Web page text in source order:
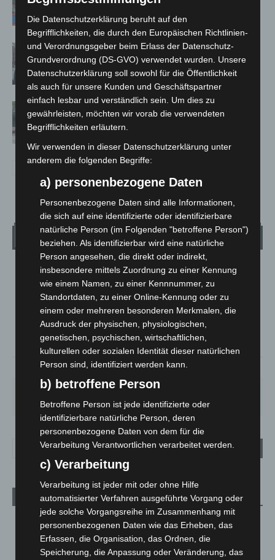
A7 – Polizei sucht Zeugen
Celle: Mensch stirbt bei Bagger-Unfall
auf Baustelle
Gasleitung bei McDonald’s-Umbau in
Langenhagen beschädigt
Wetter
LANGENHAGEN
Mäßig Bewölkt
27.1°C 28.3 °
26.7
36% 1.8m/s
SO.
33°
MO.
27°
DI.
24 ° 27°
Aktuelle Beiträge
Kunst trifft Weingenuss: Barbara-Susann Mehring zeigt ihre
Werke im Jacques’ Wein-Depot Isernhagen
8. August 2026
Die Datenschutzerklärung beruht auf den
Begrifflichkeiten, die durch den Europäischen Richtlinien-
und Verordnungsgeber beim Erlass der Datenschutz-
Grundverordnung (DS-GVO) verwendet wurden. Unsere
Datenschutzerklärung soll sowohl für die Öffentlichkeit
als auch für unsere Kunden und Geschäftspartner
einfach lesbar und verständlich sein. Um dies zu
gewährleisten, möchten wir vorab die verwendeten
Begrifflichkeiten erläutern.
Wir verwenden in dieser Datenschutzerklärung unter
anderem die folgenden Begriffe:
a) personenbezogene Daten
Personenbezogene Daten sind alle Informationen,
die sich auf eine identifizierte oder identifizierbare
natürliche Person (im Folgenden "betroffene Person")
beziehen. Als identifizierbar wird eine natürliche
Person angesehen, die direkt oder indirekt,
insbesondere mittels Zuordnung zu einer Kennung
wie einem Namen, zu einer Kennnummer, zu
Standortdaten, zu einer Online-Kennung oder zu
einem oder mehreren besonderen Merkmalen, die
Ausdruck der physischen, physiologischen,
genetischen, psychischen, wirtschaftlichen,
kulturellen oder sozialen Identität dieser natürlichen
Person sind, identifiziert werden kann.
b) betroffene Person
Betroffene Person ist jede identifizierte oder
identifizierbare natürliche Person, deren
personenbezogene Daten von dem für die
Verarbeitung Verantwortlichen verarbeitet werden.
c) Verarbeitung
Verarbeitung ist jeder mit oder ohne Hilfe
automatisierter Verfahren ausgeführte Vorgang oder
jede solche Vorgangsreihe im Zusammenhang mit
personenbezogenen Daten wie das Erheben, das
Erfassen, die Organisation, das Ordnen, die
Speicherung, die Anpassung oder Veränderung, das